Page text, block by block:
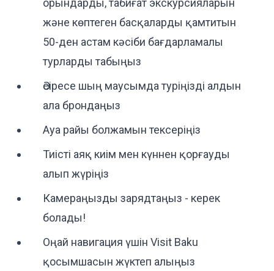
орындарды, табиғат экскурсияларын
және көптеген басқаларды қамтитын
50-ден астам кәсіби бағдарламалы
турларды табыңыз
Әсіресе шың маусымда туріңізді алдын
ала брондаңыз
Ауа райы болжамын тексеріңіз
Тиісті аяқ киім мен күннен қорғауды
алып жүріңіз
Камераңызды зарядтаңыз - керек
болады!
Оңай навигация үшін Visit Baku
қосымшасын жүктеп алыңыз